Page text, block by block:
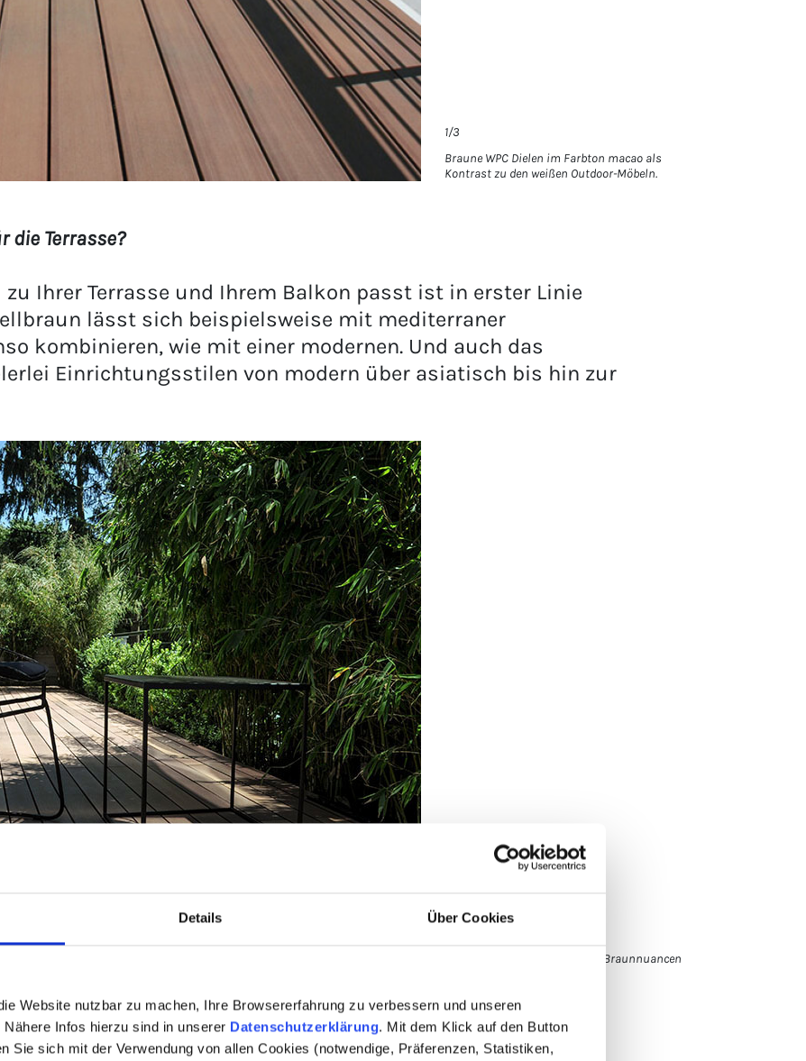
Details Über Cookies
Website nutzbar zu machen, Ihre Browsererfahrung zu verbessern und unseren
Infos hierzu sind in unserer Datenschutzerklärung. Mit dem Klick auf den Button
Sie sich mit der Verwendung von allen Cookies (notwendige, Präferenzen, Statistiken,
1/3
Braune WPC Dielen im Farbton macao als
Kontrast zu den weißen Outdoor-Möbeln.
die Terrasse?
Ihrer Terrasse und Ihrem Balkon passt ist in erster Linie
lässt sich beispielsweise mit mediterraner
kombinieren, wie mit einer modernen. Und auch das
Einrichtungsstilen von modern über asiatisch bis hin zur
Beim Farbton bali werden drei Braunnuancen
WPC Dielen Farbtöne